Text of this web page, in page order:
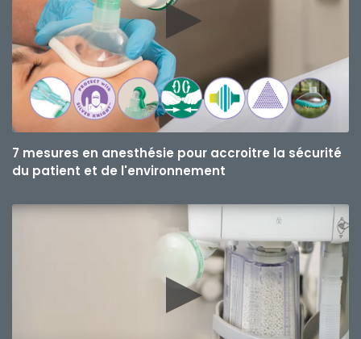
7 mesures en anesthésie pour accroitre la sécurité
du patient et de l'environnement